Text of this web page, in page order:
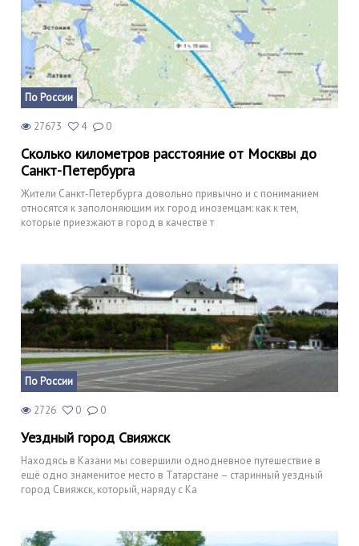
По России
27673 4 0
Сколько километров расстояние от Москвы до
Санкт-Петербурга
Жители Санкт-Петербурга довольно привычно и с пониманием
относятся к заполоняющим их город иноземцам: как к тем,
которые приезжают в город в качестве т
По России
2726 0 0
Уездный город Свияжск
Находясь в Казани мы совершили однодневное путешествие в
ещё одно знаменитое место в Татарстане – старинный уездный
город Свияжск, который, наряду с Ка